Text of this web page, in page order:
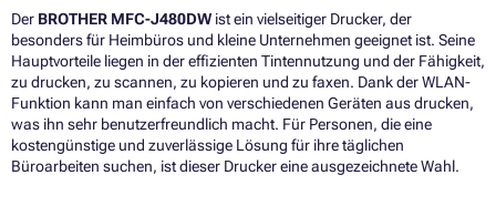
Der BROTHER MFC-J480DW ist ein vielseitiger Drucker, der
besonders für Heimbüros und kleine Unternehmen geeignet ist. Seine
Hauptvorteile liegen in der effizienten Tintennutzung und der Fähigkeit,
zu drucken, zu scannen, zu kopieren und zu faxen. Dank der WLAN-
Funktion kann man einfach von verschiedenen Geräten aus drucken,
was ihn sehr benutzerfreundlich macht. Für Personen, die eine
kostengünstige und zuverlässige Lösung für ihre täglichen
Büroarbeiten suchen, ist dieser Drucker eine ausgezeichnete Wahl.